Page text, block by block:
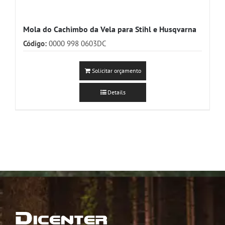
Mola do Cachimbo da Vela para Stihl e Husqvarna
Código: 0000 998 0603DC
Solicitar orçamento
Details